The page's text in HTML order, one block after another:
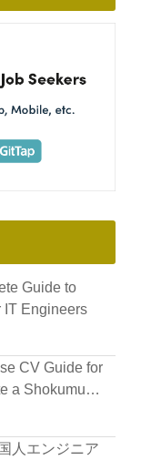
Guide to
IT Engineers
CV Guide for
a Shokumu
人エンジニア